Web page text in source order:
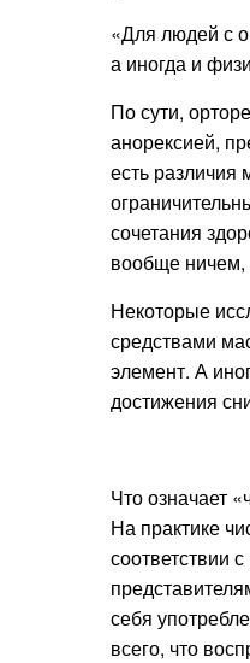
«Для людей с
а иногда и
По сути,
анорексией,
есть
сочетания
вообще
Некоторые
средствами
элемент. А
достижения
Что означает
На практике
соответствии
себя
всего, что